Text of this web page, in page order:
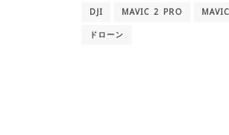
DJI MAVIC 2 PRO
ドローン